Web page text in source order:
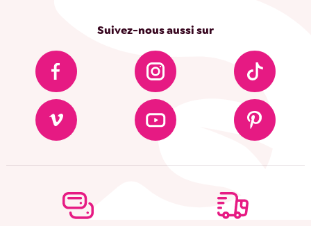
Suivez-nous aussi sur